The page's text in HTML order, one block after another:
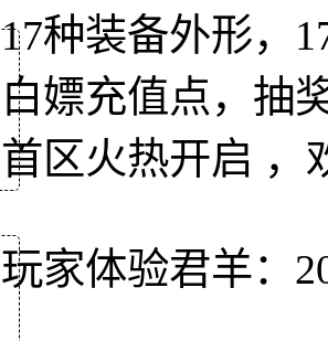
17种装备外形，
白嫖充值点，抽
首区火热开启 ，
玩家体验君羊：